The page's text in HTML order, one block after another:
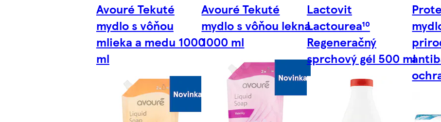
Avouré Tekuté
mydlo s vôňou
mlieka a medu 1000
ml
Avouré Tekuté
mydlo s vôňou lekna
1000 ml
Lactovit
Lactourea¹⁰
Regeneračný
sprchový gél 500 ml